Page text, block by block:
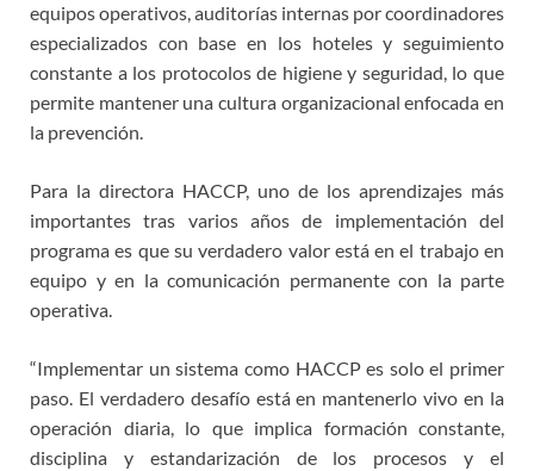
equipos operativos, auditorías internas por coordinadores
especializados con base en los hoteles y seguimiento
constante a los protocolos de higiene y seguridad, lo que
permite mantener una cultura organizacional enfocada en
la prevención.
Para la directora HACCP, uno de los aprendizajes más
importantes tras varios años de implementación del
programa es que su verdadero valor está en el trabajo en
equipo y en la comunicación permanente con la parte
operativa.
“Implementar un sistema como HACCP es solo el primer
paso. El verdadero desafío está en mantenerlo vivo en la
operación diaria, lo que implica formación constante,
disciplina y estandarización de los procesos y el